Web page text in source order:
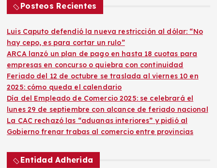
Posteos Recientes
Luis Caputo defendió la nueva restricción al dólar: “No
hay cepo, es para cortar un rulo”
ARCA lanzó un plan de pago en hasta 18 cuotas para
empresas en concurso o quiebra con continuidad
Feriado del 12 de octubre se traslada al viernes 10 en
2025: cómo queda el calendario
Día del Empleado de Comercio 2025: se celebrará el
lunes 29 de septiembre con alcance de feriado nacional
La CAC rechazó las “aduanas interiores” y pidió al
Gobierno frenar trabas al comercio entre provincias
Entidad Adherida